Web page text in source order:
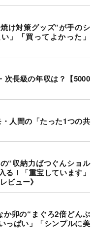
け対策グッズ”が手のシ
」「買ってよかった」
次長級の年収は？【5000
人間の「たった1つの共
“収納力ばつぐんショル
る！「重宝しています」
ビュー》
か卯の“まぐろ2倍どんぶ
っぱい」「シンプルに美